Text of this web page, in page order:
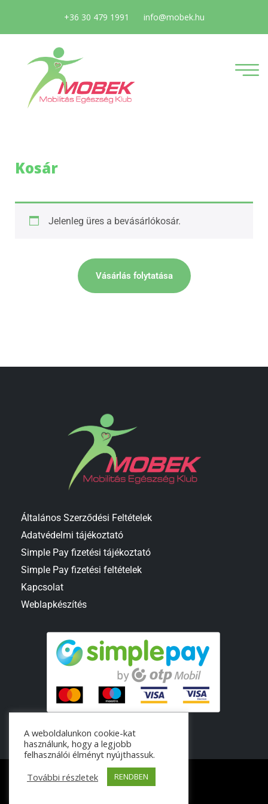
+36 30 479 1991 info@mobek.hu
Kosár
Jelenleg üres a bevásárlókosár.
Vásárlás folytatása
Általános Szerződési Feltételek
Adatvédelmi tájékoztató
Simple Pay fizetési tájékoztató
Simple Pay fizetési feltételek
Kapcsolat
Weblapkészítés
© 2024 MOBEK Kft.
A weboldalunkon cookie-kat
használunk, hogy a legjobb
felhasználói élményt nyújthassuk.
További részletek
RENDBEN